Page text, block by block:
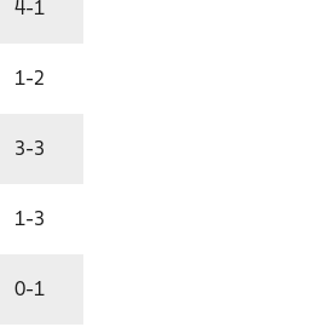
4-1
1-2
3-3
1-3
0-1